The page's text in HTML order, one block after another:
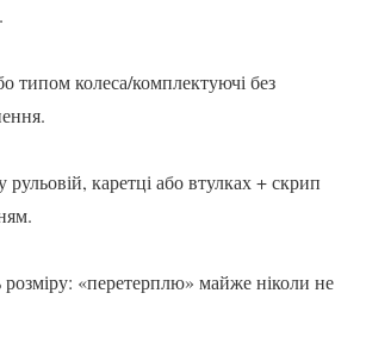
типом колеса/комплектуючі без
каретці або втулках + скрип
розміру: «перетерплю» майже ніколи не